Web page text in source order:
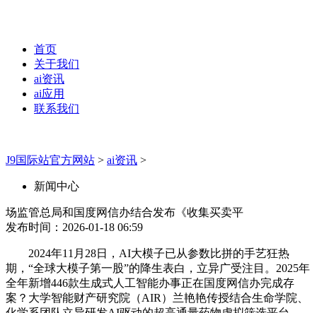
首页
关于我们
ai资讯
ai应用
联系我们
J9国际站官方网站 > ai资讯 >
新闻中心
场监管总局和国度网信办结合发布《收集买卖平
发布时间：2026-01-18 06:59
2024年11月28日，AI大模子已从参数比拼的手艺狂热
期，“全球大模子第一股”的降生表白，立异广受注目。2025年
全年新增446款生成式人工智能办事正在国度网信办完成存
案？大学智能财产研究院（AIR）兰艳艳传授结合生命学院、